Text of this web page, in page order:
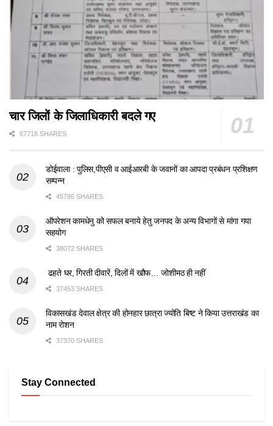
चार जिलों के जिलाधिकारी बदले गए
67718 SHARES
डोईवाला : पुलिस,पीएसी व आईआरबी के जवानों का आपदा प्रबंधन प्रशिक्षण
सम्पन्न
45786 SHARES
ऑपरेशन कामधेनु को सफल बनाये हेतु जनपद के अन्य विभागों से मांगा गया
सहयोग
38072 SHARES
ढहते घर, गिरती दीवारें, दिलों में खौफ… जोशीमठ ही नहीं
37453 SHARES
विकासखंड देवाल क्षेत्र की होनहार छात्रा ज्योति बिष्ट ने किया उत्तराखंड का
नाम रोशन
37370 SHARES
Stay Connected